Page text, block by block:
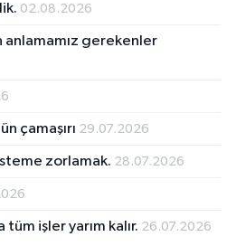
02.08.2026
gerekenler
çamaşırı 29.07.2026
zorlamak. 28.07.2026
tüm işler yarım kalır. 26.07.2026